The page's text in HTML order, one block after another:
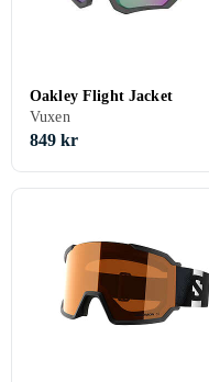
Oakley Flight Jacket
Vuxen
849 kr